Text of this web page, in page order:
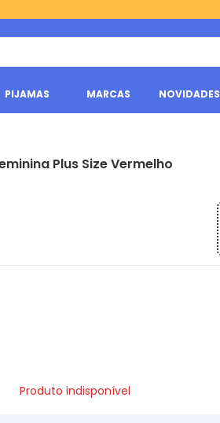
PIJAMAS MARCAS NOVIDADES
Plus Size Vermelho
Produto indisponível